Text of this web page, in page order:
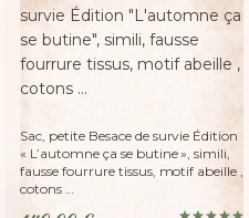
Adopté
Sac, petite Besace de survie Édition
« L’automne ça se butine », simili,
fausse fourrure tissus, motif abeille ,
cotons …